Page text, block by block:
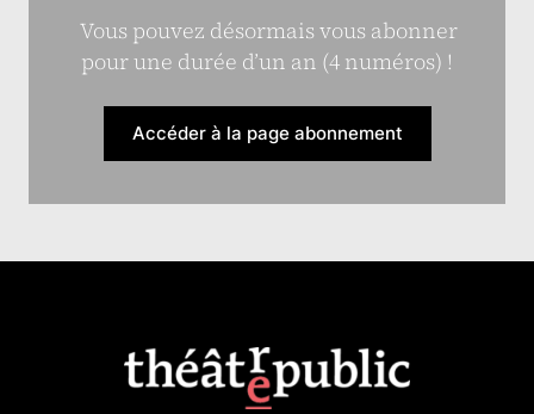
Vous pouvez désormais vous abonner
pour une durée d’un an (4 numéros) !
Accéder à la page abonnement